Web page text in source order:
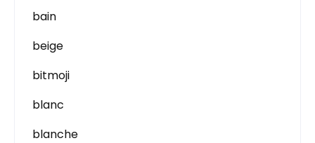
bain
beige
bitmoji
blanc
blanche